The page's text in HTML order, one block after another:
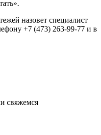
назовет специалист
+7 (473) 263-99-77 и в
свяжемся